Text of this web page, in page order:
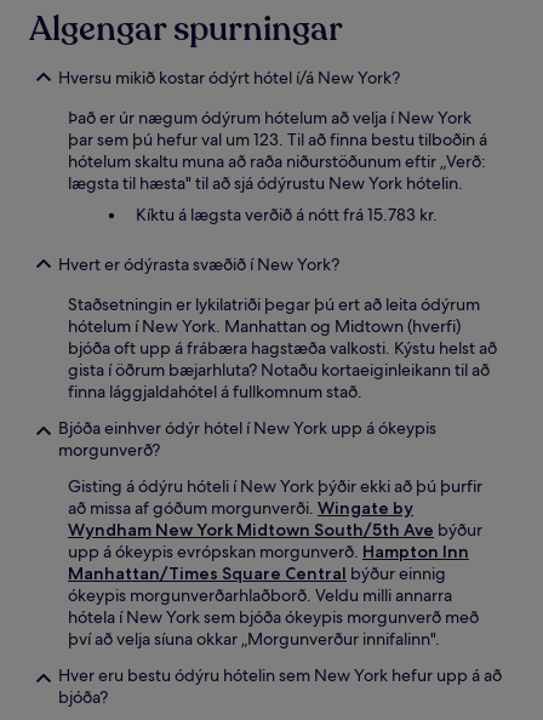
Algengar spurningar
Hversu mikið kostar ódýrt hótel í/á New York?
Það er úr nægum ódýrum hótelum að velja í New York
þar sem þú hefur val um 123. Til að finna bestu tilboðin á
hótelum skaltu muna að raða niðurstöðunum eftir „Verð:
lægsta til hæsta" til að sjá ódýrustu New York hótelin.
Kíktu á lægsta verðið á nótt frá 15.783 kr.
Hvert er ódýrasta svæðið í New York?
Staðsetningin er lykilatriði þegar þú ert að leita ódýrum
hótelum í New York. Manhattan og Midtown (hverfi)
bjóða oft upp á frábæra hagstæða valkosti. Kýstu helst að
gista í öðrum bæjarhluta? Notaðu kortaeiginleikann til að
finna lággjaldahótel á fullkomnum stað.
Bjóða einhver ódýr hótel í New York upp á ókeypis
morgunverð?
Gisting á ódýru hóteli í New York þýðir ekki að þú þurfir
að missa af góðum morgunverði. Wingate by
Wyndham New York Midtown South/5th Ave býður
upp á ókeypis evrópskan morgunverð. Hampton Inn
Manhattan/Times Square Central býður einnig
ókeypis morgunverðarhlaðborð. Veldu milli annarra
hótela í New York sem bjóða ókeypis morgunverð með
því að velja síuna okkar „Morgunverður innifalinn".
Hver eru bestu ódýru hótelin sem New York hefur upp á að
bjóða?